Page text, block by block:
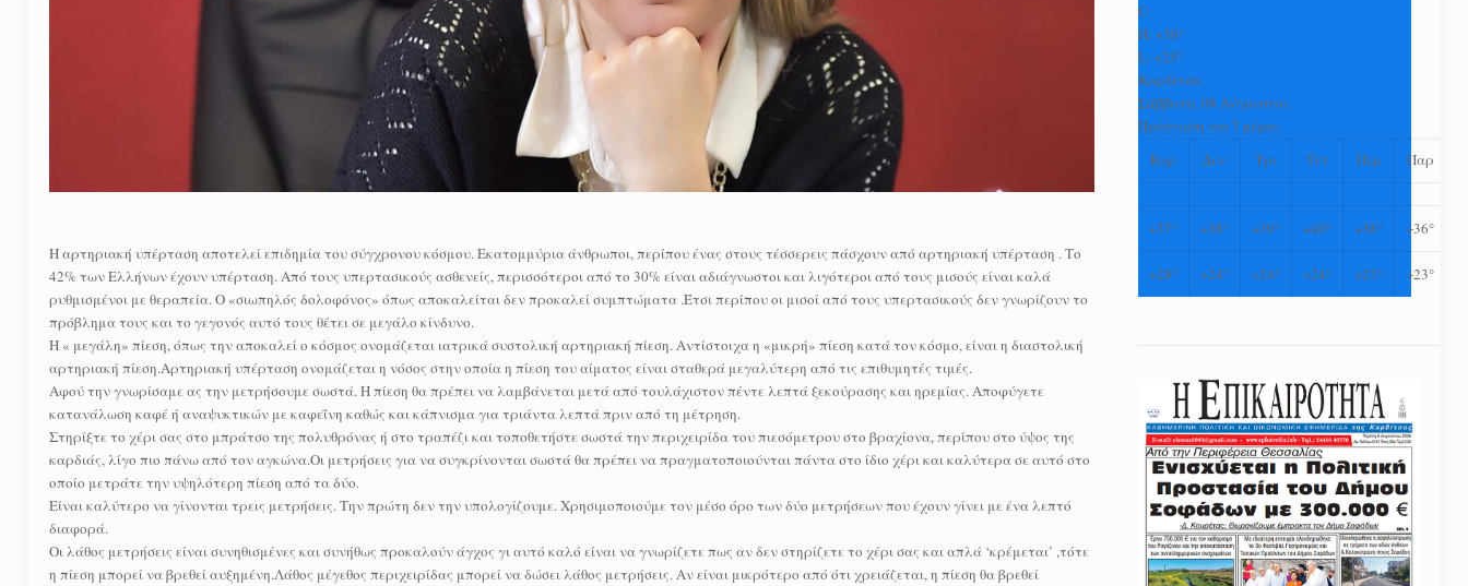
Η αρτηριακή υπέρταση αποτελεί επιδημία του σύγχρονου κόσμου. Εκατομμύρια άνθρωποι, περίπου ένας στους τέσσερεις πάσχουν από αρτηριακή υπέρταση . Το
42% των Ελλήνων έχουν υπέρταση. Από τους υπερτασικούς ασθενείς, περισσότεροι από το 30% είναι αδιάγνωστοι και λιγότεροι από τους μισούς είναι καλά
ρυθμισμένοι με θεραπεία. Ο «σιωπηλός δολοφόνος» όπως αποκαλείται δεν προκαλεί συμπτώματα .Έτσι περίπου οι μισοί από τους υπερτασικούς δεν γνωρίζουν το
πρόβλημα τους και το γεγονός αυτό τους θέτει σε μεγάλο κίνδυνο.
Η « μεγάλη» πίεση, όπως την αποκαλεί ο κόσμος ονομάζεται ιατρικά συστολική αρτηριακή πίεση. Αντίστοιχα η «μικρή» πίεση κατά τον κόσμο, είναι η διαστολική
αρτηριακή πίεση.Αρτηριακή υπέρταση ονομάζεται η νόσος στην οποία η πίεση του αίματος είναι σταθερά μεγαλύτερη από τις επιθυμητές τιμές.
Αφού την γνωρίσαμε ας την μετρήσουμε σωστά. Η πίεση θα πρέπει να λαμβάνεται μετά από τουλάχιστον πέντε λεπτά ξεκούρασης και ηρεμίας. Αποφύγετε
κατανάλωση καφέ ή αναψυκτικών με καφεΐνη καθώς και κάπνισμα για τριάντα λεπτά πριν από τη μέτρηση.
Στηρίξτε το χέρι σας στο μπράτσο της πολυθρόνας ή στο τραπέζι και τοποθετήστε σωστά την περιχειρίδα του πιεσόμετρου στο βραχίονα, περίπου στο ύψος της
καρδιάς, λίγο πιο πάνω από τον αγκώνα.Οι μετρήσεις για να συγκρίνονται σωστά θα πρέπει να πραγματοποιούνται πάντα στο ίδιο χέρι και καλύτερα σε αυτό στο
οποίο μετράτε την υψηλότερη πίεση από τα δύο.
Είναι καλύτερο να γίνονται τρεις μετρήσεις. Την πρώτη δεν την υπολογίζουμε. Χρησιμοποιούμε τον μέσο όρο των δύο μετρήσεων που έχουν γίνει με ένα λεπτό
διαφορά.
Οι λάθος μετρήσεις είναι συνηθισμένες και συνήθως προκαλούν άγχος γι αυτό καλό είναι να γνωρίζετε πως αν δεν στηρίζετε το χέρι σας και απλά ‘κρέμεται’ ,τότε
η πίεση μπορεί να βρεθεί αυξημένη.Λάθος μέγεθος περιχειρίδας μπορεί να δώσει λάθος μετρήσεις. Αν είναι μικρότερο από ότι χρειάζεται, η πίεση θα βρεθεί
C
H:+38°
L:+25°
Καρδίτσα
Σάββατο, 08 Αύγουστος
Πρόγνωση για 7 μέρες
Κυρ
Δευ Τρι Τετ Πεμ Παρ
+37° +38° +39° +40° +38° +36°
+28° +24° +24° +24° +23° +23°